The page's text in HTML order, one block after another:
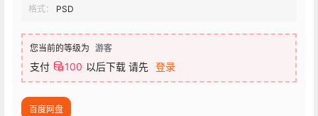
格式：
PSD
您当前的等级为 游客
支付 100 以后下载 请先 登录
百度网盘